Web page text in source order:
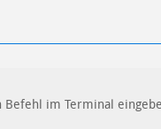
im Terminal